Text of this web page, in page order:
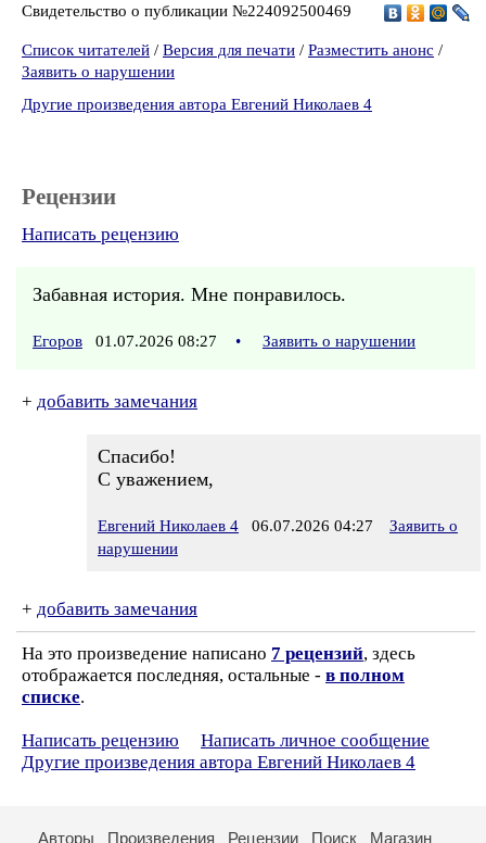
Свидетельство о публикации №224092500469
Список читателей / Версия для печати / Разместить анонс /
Заявить о нарушении
Другие произведения автора Евгений Николаев 4
Рецензии
Написать рецензию
Забавная история. Мне понравилось.
Егоров 01.07.2026 08:27 • Заявить о нарушении
+ добавить замечания
Спасибо!
С уважением,
Евгений Николаев 4 06.07.2026 04:27
Заявить о
нарушении
+ добавить замечания
На это произведение написано 7 рецензий, здесь
отображается последняя, остальные - в полном
списке.
Написать рецензию
Написать личное сообщение
Другие произведения автора Евгений Николаев 4
Авторы Произведения Рецензии Поиск Магазин